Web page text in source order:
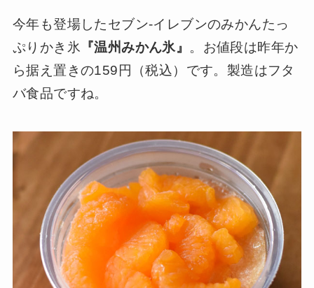
今年も登場したセブン-イレブンのみかんたっ
ぷりかき氷 『温州みかん氷』 。お値段は昨年か
ら据え置きの159円（税込）です。製造はフタ
バ食品ですね。